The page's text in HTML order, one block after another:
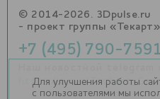
© 2014-2026. 3Dpulse.ru
- проект группы «Текарт»
+7 (495) 790-
https://t.me/
Для улучшения работы
с пользователями мы